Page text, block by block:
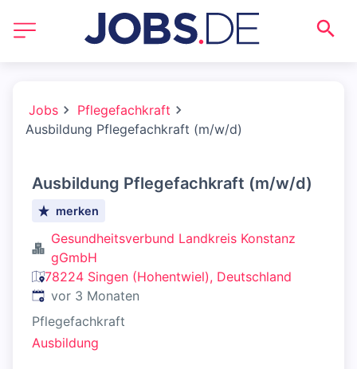
Jobs
Pflegefachkraft
Ausbildung Pflegefachkraft (m/w/d)
Ausbildung Pflegefachkraft (m/w/d)
merken
Gesundheitsverbund Landkreis Konstanz
gGmbH
78224 Singen (Hohentwiel), Deutschland
Veröffentlicht:
vor 3 Monaten
Pflegefachkraft
Ausbildung